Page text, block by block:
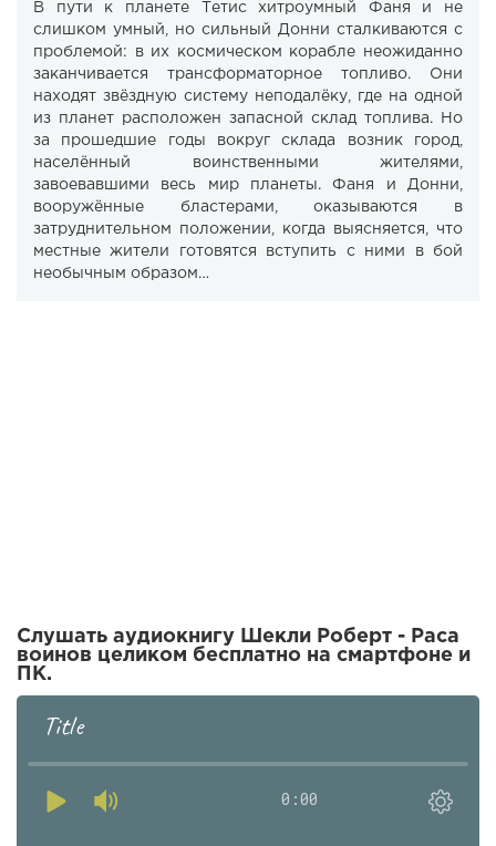
В пути к планете Тетис хитроумный Фаня и не
слишком умный, но сильный Донни сталкиваются с
проблемой: в их космическом корабле неожиданно
заканчивается трансформаторное топливо. Они
находят звёздную систему неподалёку, где на одной
из планет расположен запасной склад топлива. Но
за прошедшие годы вокруг склада возник город,
населённый воинственными жителями,
завоевавшими весь мир планеты. Фаня и Донни,
вооружённые бластерами, оказываются в
затруднительном положении, когда выясняется, что
местные жители готовятся вступить с ними в бой
необычным образом…
Слушать аудиокнигу Шекли Роберт - Раса
воинов целиком бесплатно на смартфоне и
ПК.
Title
0:00